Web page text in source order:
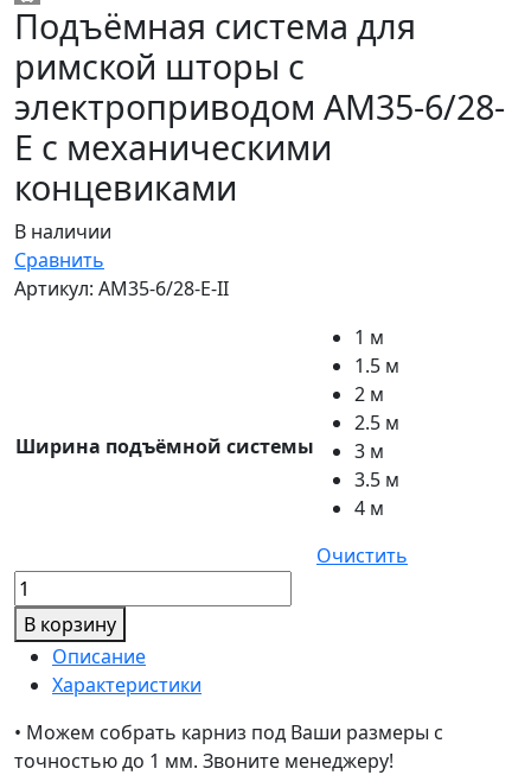
Подъёмная система для
римской шторы с
электроприводом AM35-6/28-
E с механическими
концевиками
В наличии
Сравнить
Артикул: AM35-6/28-E-II
Ширина подъёмной системы
1 м
1.5 м
2 м
2.5 м
3 м
3.5 м
4 м
Очистить
Количество
товара
Подъёмная
система
для
римской
шторы
В корзину
Описание
Характеристики
• Можем собрать карниз под Ваши размеры с
точностью до 1 мм. Звоните менеджеру!